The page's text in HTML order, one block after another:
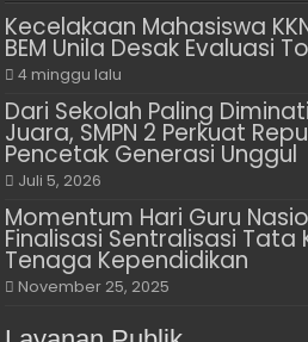
Kecelakaan Mahasiswa
BEM Unila Desak Evaluasi
4 minggu lalu
Dari Sekolah Paling
Juara, SMPN 2 Perkuat
Pencetak Generasi Unggul
Juli 5, 2026
Momentum Hari Guru
Finalisasi Sentralisasi Tata
Tenaga Kependidikan
November 25, 2025